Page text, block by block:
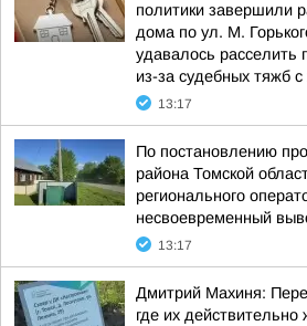
политики завершили
дома по ул. М.
удавалось расселить
из-за судебных тяжб
13:17
По постановлению
района Томской
регионального
несвоевременный
13:17
Дмитрий Махиня:
где их действительно